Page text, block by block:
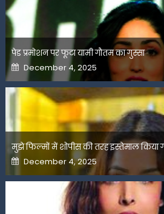
पेड प्रमोशन पर फूटा यामी गौतम का गुस्सा
Posted
on
December 4, 2025
मुझे फिल्मों में शोपीस की तरह इस्तेमाल किया
Posted
on
December 4, 2025